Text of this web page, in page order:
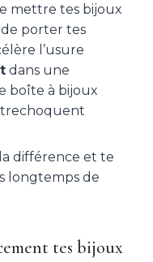
mettre tes bijoux
porter tes
l’usure
dans une
boîte à bijoux
différence et te
longtemps de
tes bijoux